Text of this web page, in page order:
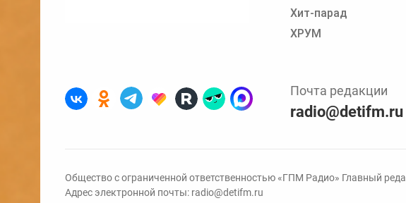
Хит-парад
ХРУМ
Почта редакции
radio@detifm.ru
Общество с ограниченной ответственностью «ГПМ Радио» Главный
Адрес электронной почты: radio@detifm.ru